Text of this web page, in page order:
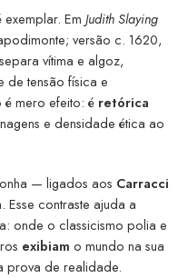
exemplar. Em Judith Slaying
versão c. 1620,
vítima e algoz,
de tensão física e
mero efeito: é retórica
e densidade ética ao
— ligados aos Carracci
contraste ajuda a
onde o classicismo polia e
exibiam o mundo na sua
prova de realidade.